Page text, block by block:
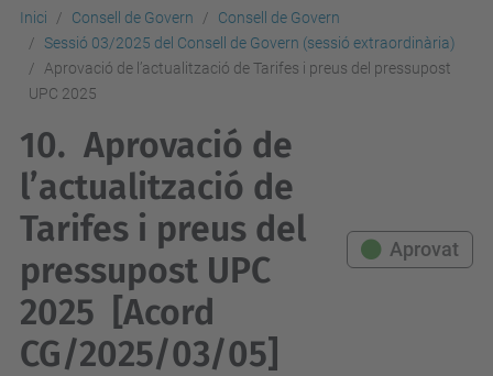
Inici Consell de Govern
Consell de Govern
Sessió 03/2025 del Consell de Govern (sessió extraordinària)
Aprovació de l’actualització de Tarifes i preus del pressupost
UPC 2025
10. Aprovació de
l’actualització de
Tarifes i preus del
pressupost UPC
2025
[Acord
CG/2025/03/05]
Aprovat